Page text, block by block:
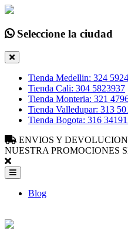
Seleccione la ciudad
Tienda Medellin: 324
Tienda Cali: 304 5823937
Tienda Monteria: 321
Tienda Valledupar: 313
Tienda Bogota: 316
ENVIOS Y
NUESTRA PROMOCIONES
Blog